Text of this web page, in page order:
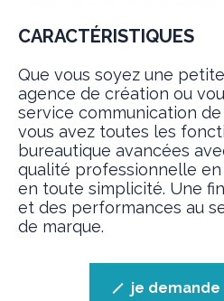
CARACTÉRISTIQUES
Que vous soyez une
agence de création ou
service communication
vous avez toutes les
bureautique avancées
qualité professionnelle
en toute simplicité. Une
et des performances au
de marque.
je demande